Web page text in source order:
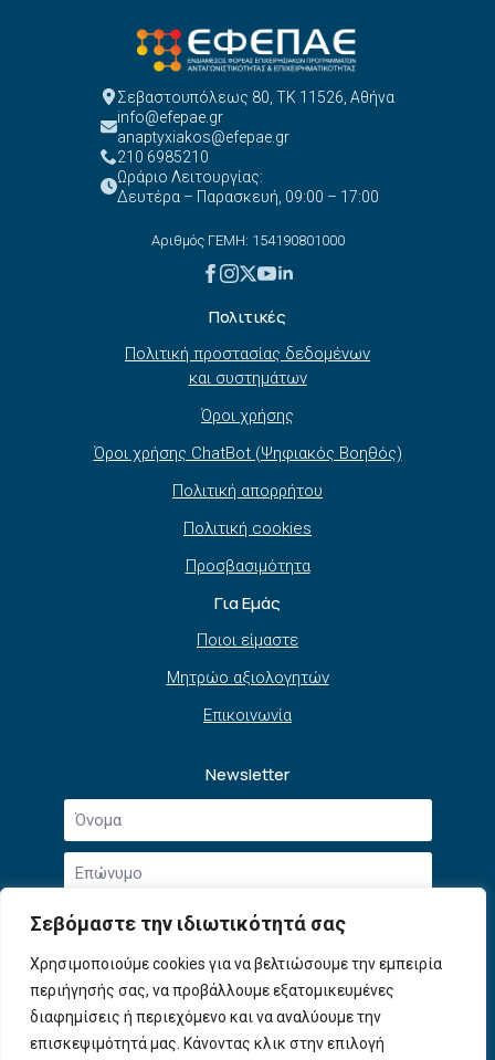
Σεβόμαστε την ιδιωτικότητά σας
Χρησιμοποιούμε cookies για να βελτιώσουμε την εμπειρία
περιήγησής σας, να προβάλλουμε εξατομικευμένες
διαφημίσεις ή περιεχόμενο και να αναλύουμε την
επισκεψιμότητά μας. Κάνοντας κλικ στην επιλογή
Σεβαστουπόλεως 80, ΤΚ 11526, Αθήνα
info@efepae.gr
anaptyxiakos@efepae.gr
210 6985210
Ωράριο Λειτουργίας:
Δευτέρα – Παρασκευή, 09:00 – 17:00
Αριθμός ΓΕΜΗ: 154190801000
Πολιτικές
Πολιτική προστασίας δεδομένων
και συστημάτων
Όροι χρήσης
Όροι χρήσης ChatBot (Ψηφιακός Βοηθός)
Πολιτική απορρήτου
Πολιτική cookies
Προσβασιμότητα
Για Εμάς
Ποιοι είμαστε
Μητρώο αξιολογητών
Επικοινωνία
Newsletter
Όνομα
Επώνυμο
Email
*
Αποδοχή
όρων
χρήσης
*
Συμφωνώ με την Πολιτική Απορρήτουκαι τους
Όρους Χρήσης.
Εγγραφή